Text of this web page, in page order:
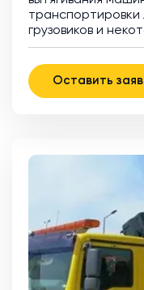
транспортировки
грузовиков и
Оставить